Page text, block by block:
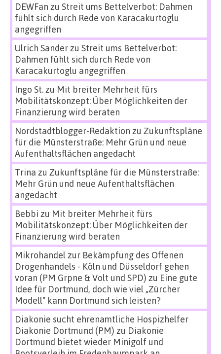
DEWFan zu Streit ums Bettelverbot: Dahmen
fühlt sich durch Rede von Karacakurtoglu
angegriffen
Ulrich Sanderzu Streit ums Bettelverbot:
Dahmen fühlt sich durch Rede von
Karacakurtoglu angegriffen
Ingo St.zu Mit breiter Mehrheit fürs
Mobilitätskonzept: Über Möglichkeiten der
Finanzierung wird beraten
Nordstadtblogger-Redaktion zu Zukunftspläne
für die Münsterstraße: Mehr Grün und neue
Aufenthaltsflächen angedacht
Trina zu Zukunftspläne für die Münsterstraße:
Mehr Grün und neue Aufenthaltsflächen
angedacht
Bebbi zu Mit breiter Mehrheit fürs
Mobilitätskonzept: Über Möglichkeiten der
Finanzierung wird beraten
Mikrohandel zur Bekämpfung des Offenen
Drogenhandels - Köln und Düsseldorf gehen
voran (PM Grpne & Volt und SPD) zu Eine gute
Idee für Dortmund, doch wie viel „Zürcher
Modell“ kann Dortmund sich leisten?
Diakonie sucht ehrenamtliche Hospizhelfer
Diakonie Dortmund (PM) zu Diakonie
Dortmund bietet wieder Minigolf und